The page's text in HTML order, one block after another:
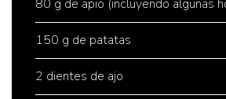
80 g de apio (incluyendo algunas
150 g de patatas
2 dientes de ajo